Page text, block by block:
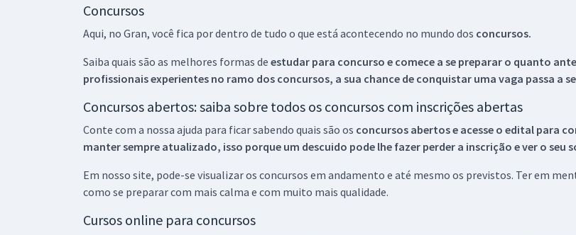
Concursos
Aqui, no Gran, você fica por dentro de tudo o que está acontecendo no mundo dos concursos.
Saiba quais são as melhores formas de estudar para concurso e comece a se preparar o quanto
profissionais experientes no ramo dos concursos, a sua chance de conquistar uma vaga passa a
Concursos abertos: saiba sobre todos os concursos com inscrições abertas
Conte com a nossa ajuda para ficar sabendo quais são os concursos abertos e acesse o edital para
manter sempre atualizado, isso porque um descuido pode lhe fazer perder a inscrição e ver o seu
Em nosso site, pode-se visualizar os concursos em andamento e até mesmo os previstos. Ter em
como se preparar com mais calma e com muito mais qualidade.
Cursos online para concursos